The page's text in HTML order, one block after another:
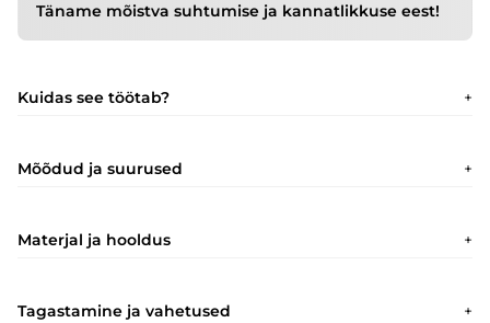
Täname mõistva suhtumise ja kannatlikkuse eest!
Kuidas see töötab?
Mõõdud ja suurused
Materjal ja hooldus
Tagastamine ja vahetused